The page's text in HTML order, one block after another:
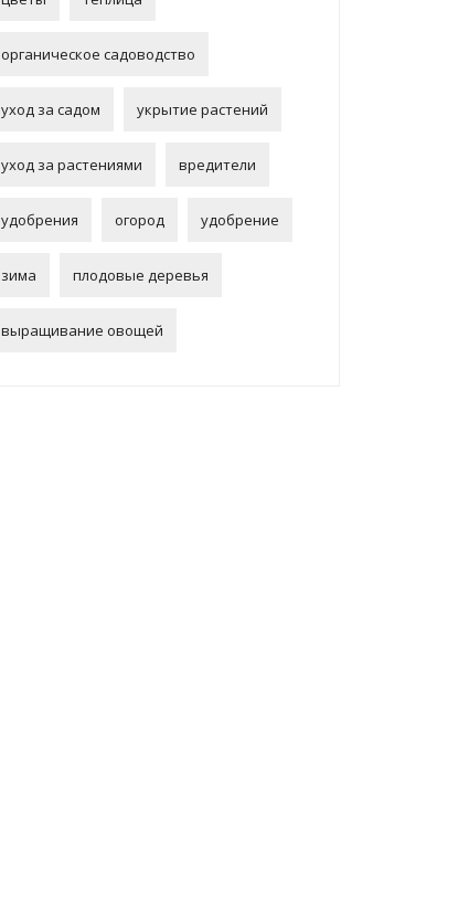
органическое садоводство
уход за садом укрытие растений
уход за растениями вредители
удобрения огород удобрение
зима плодовые деревья
выращивание овощей